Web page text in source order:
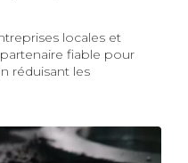
locales et
fiable pour
réduisant les